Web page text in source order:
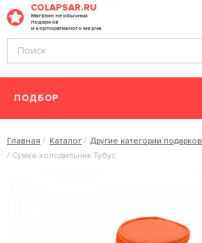
COLAPSAR.RU
Магазин необычных
подарков
и корпоративного мерча
ПОДБОР
Главная Каталог Другие категории подарков
Сумка-холодильник Тубус